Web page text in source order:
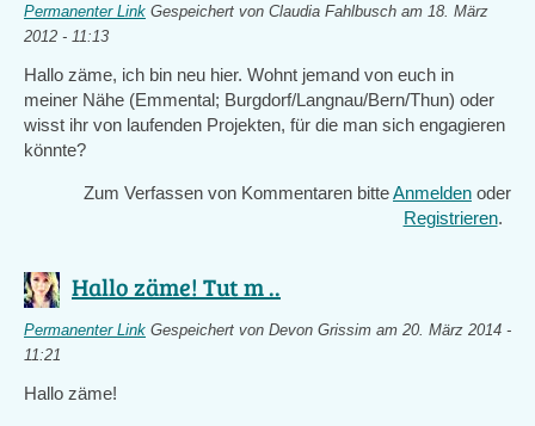
Permanenter Link Gespeichert von Claudia Fahlbusch am 18. März
2012 - 11:13
Hallo zäme, ich bin neu hier. Wohnt jemand von euch in
meiner Nähe (Emmental; Burgdorf/Langnau/Bern/Thun) oder
wisst ihr von laufenden Projekten, für die man sich engagieren
könnte?
Zum Verfassen von Kommentaren bitteAnmelden oder
Registrieren.
Hallo zäme! Tut m ..
Permanenter Link Gespeichert von Devon Grissim am 20. März 2014 -
11:21
Hallo zäme!